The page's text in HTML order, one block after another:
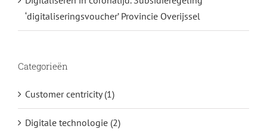
‘digitaliseringsvoucher’ Provincie Overijssel
Categorieën
Customer centricity (1)
Digitale technologie (2)